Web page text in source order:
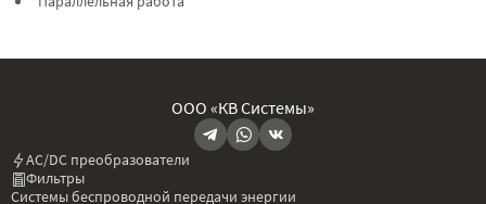
ООО «КВ Системы»
AC/DC преобразователи
Фильтры
Системы беспроводной передачи энергии